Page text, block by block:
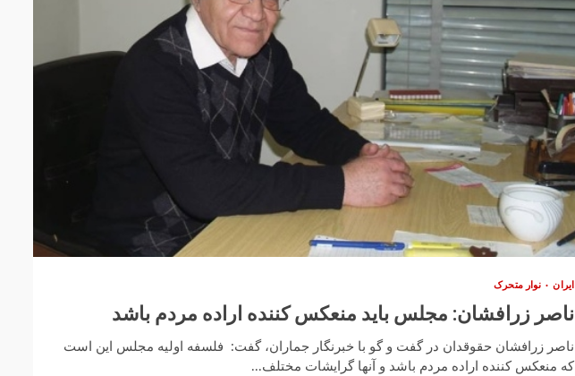
ایران نوار متحرک
ناصر زرافشان: مجلس باید منعکس کننده اراده مردم باشد
ناصر زرافشان حقوقدان در گفت و گو با خبرنگار جماران، گفت: فلسفه اولیه مجلس این است
که منعکس کننده اراده مردم باشد و آنها گرایشات مختلف...